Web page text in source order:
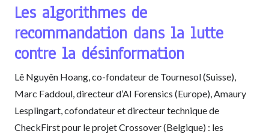
Les algorithmes de
recommandation dans la lutte
contre la désinformation
Lê Nguyên Hoang, co-fondateur de Tournesol (Suisse),
Marc Faddoul, directeur d’AI Forensics (Europe), Amaury
Lesplingart, cofondateur et directeur technique de
CheckFirst pour le projet Crossover (Belgique) : les